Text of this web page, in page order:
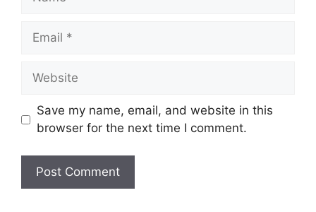
Email
Website
Save my name, email, and website in this
browser for the next time I comment.